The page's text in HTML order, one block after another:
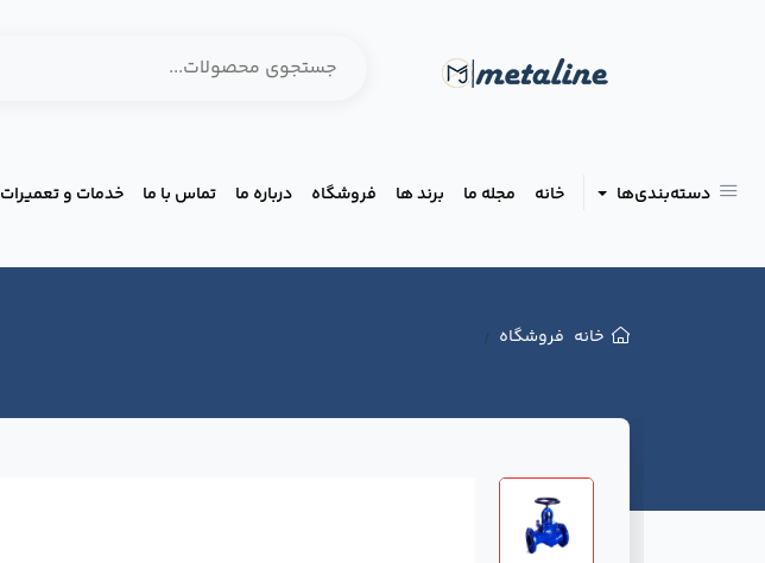
دسته‌بندی‌ها خانه مجله ما برند ها فروشگاه درباره ما تماس با ما خدمات و تعمیرات
خانه فروشگاه